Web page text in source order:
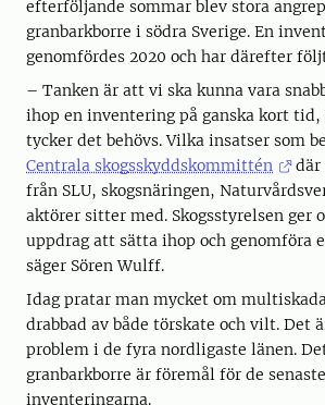
efterföljande sommar blev stora
granbarkborre i södra Sverige. En
genomfördes 2020 och har därefter
– Tanken är att vi ska kunna vara
ihop en inventering på ganska kort tid,
tycker det behövs. Vilka insatser som
Centrala skogsskyddskommittén
där
från SLU, skogsnäringen,
aktörer sitter med. Skogsstyrelsen ger
uppdrag att sätta ihop och genomföra
säger Sören Wulff.
Idag pratar man mycket om
drabbad av både törskate och vilt. Det
problem i de fyra nordligaste länen.
granbarkborre är föremål för de
inventeringarna.